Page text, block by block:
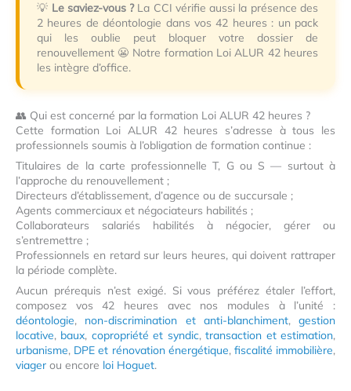
💡 Le saviez-vous ?La CCI vérifie aussi la présence des
2 heures de déontologie dans vos 42 heures : un pack
qui les oublie peut bloquer votre dossier de
renouvellement 😬 Notre formation Loi ALUR 42 heures
les intègre d’office.
👥 Qui est concerné par la formation Loi ALUR 42 heures ?
Cette formation Loi ALUR 42 heures s’adresse à tous les
professionnels soumis à l’obligation de formation continue :
Titulaires de la carte professionnelle T, G ou S — surtout à
l’approche du renouvellement ;
Directeurs d’établissement, d’agence ou de succursale ;
Agents commerciaux et négociateurs habilités ;
Collaborateurs salariés habilités à négocier, gérer ou
s’entremettre ;
Professionnels en retard sur leurs heures, qui doivent rattraper
la période complète.
Aucun prérequis n’est exigé. Si vous préférez étaler l’effort,
composez vos 42 heures avec nos modules à l’unité :
déontologie, non-discrimination et anti-blanchiment, gestion
locative, baux, copropriété et syndic,transaction et estimation,
urbanisme, DPE et rénovation énergétique, fiscalité immobilière,
viager ou encore loi Hoguet.